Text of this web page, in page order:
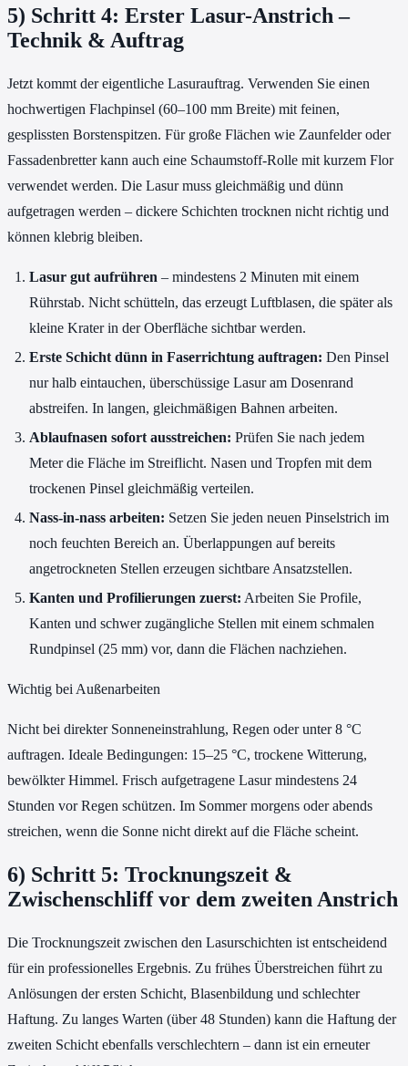
5) Schritt 4: Erster Lasur-Anstrich –
Technik & Auftrag
Jetzt kommt der eigentliche Lasurauftrag. Verwenden Sie einen
hochwertigen Flachpinsel (60–100 mm Breite) mit feinen,
gesplissten Borstenspitzen. Für große Flächen wie Zaunfelder oder
Fassadenbretter kann auch eine Schaumstoff-Rolle mit kurzem Flor
verwendet werden. Die Lasur muss gleichmäßig und dünn
aufgetragen werden – dickere Schichten trocknen nicht richtig und
können klebrig bleiben.
Lasur gut aufrühren – mindestens 2 Minuten mit einem
Rührstab. Nicht schütteln, das erzeugt Luftblasen, die später als
kleine Krater in der Oberfläche sichtbar werden.
Erste Schicht dünn in Faserrichtung auftragen: Den Pinsel
nur halb eintauchen, überschüssige Lasur am Dosenrand
abstreifen. In langen, gleichmäßigen Bahnen arbeiten.
Ablaufnasen sofort ausstreichen: Prüfen Sie nach jedem
Meter die Fläche im Streiflicht. Nasen und Tropfen mit dem
trockenen Pinsel gleichmäßig verteilen.
Nass-in-nass arbeiten: Setzen Sie jeden neuen Pinselstrich im
noch feuchten Bereich an. Überlappungen auf bereits
angetrockneten Stellen erzeugen sichtbare Ansatzstellen.
Kanten und Profilierungen zuerst: Arbeiten Sie Profile,
Kanten und schwer zugängliche Stellen mit einem schmalen
Rundpinsel (25 mm) vor, dann die Flächen nachziehen.
Wichtig bei Außenarbeiten
Nicht bei direkter Sonneneinstrahlung, Regen oder unter 8 °C
auftragen. Ideale Bedingungen: 15–25 °C, trockene Witterung,
bewölkter Himmel. Frisch aufgetragene Lasur mindestens 24
Stunden vor Regen schützen. Im Sommer morgens oder abends
streichen, wenn die Sonne nicht direkt auf die Fläche scheint.
6) Schritt 5: Trocknungszeit &
Zwischenschliff vor dem zweiten Anstrich
Die Trocknungszeit zwischen den Lasurschichten ist entscheidend
für ein professionelles Ergebnis. Zu frühes Überstreichen führt zu
Anlösungen der ersten Schicht, Blasenbildung und schlechter
Haftung. Zu langes Warten (über 48 Stunden) kann die Haftung der
zweiten Schicht ebenfalls verschlechtern – dann ist ein erneuter